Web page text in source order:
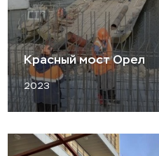
Красный мост Орел
2023